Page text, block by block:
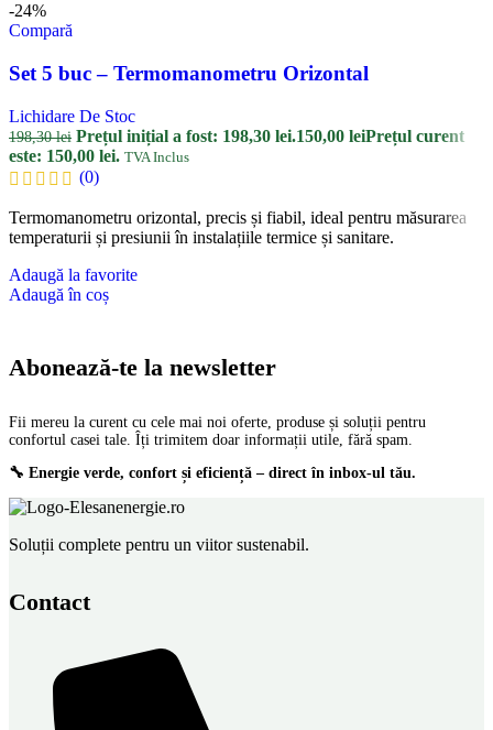
-24%
Compară
Set 5 buc – Termomanometru Orizontal
Lichidare De Stoc
198,30lei Prețul inițial a fost: 198,30 lei.150,00 leiPrețul curent
este: 150,00 lei. TVA Inclus
(0)
Termomanometru orizontal, precis și fiabil, ideal pentru măsurarea
temperaturii și presiunii în instalațiile termice și sanitare.
Adaugă la favorite
Adaugă în coș
Abonează-te la newsletter
Fii mereu la curent cu cele mai noi oferte, produse și soluții pentru
confortul casei tale. Îți trimitem doar informații utile, fără spam.
🔧 Energie verde, confort și eficiență – direct în inbox-ul tău.
Soluții complete pentru un viitor sustenabil.
Contact